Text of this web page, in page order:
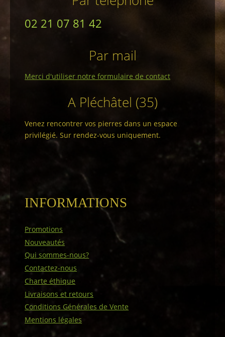
02 21 07 81 42
Par mail
Merci d'utiliser notre formulaire de contact
A Pléchâtel (35)
Venez rencontrer vos pierres dans un espace
privilégié. Sur rendez-vous uniquement.
INFORMATIONS
Promotions
Nouveautés
Qui sommes-nous?
Contactez-nous
Charte éthique
Livraisons et retours
Conditions Générales de Vente
Mentions légales